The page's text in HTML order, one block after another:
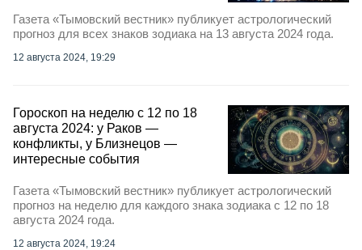
Газета «Тымовский вестник» публикует астрологический
прогноз для всех знаков зодиака на 13 августа 2024 года.
12 августа 2024, 19:29
Гороскоп на неделю с 12 по 18
августа 2024: у Раков —
конфликты, у Близнецов —
интересные события
Газета «Тымовский вестник» публикует астрологический
прогноз на неделю для каждого знака зодиака с 12 по 18
августа 2024 года.
12 августа 2024, 19:24